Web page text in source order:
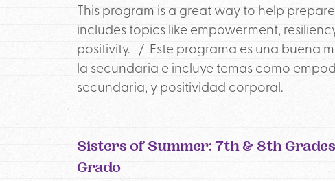
This program is a great way to help
includes topics like empowerment,
positivity. / Este programa es una buena
la secundaria e incluye temas como
secundaria, y positividad corporal.
Sisters of Summer: 7th & 8th
Grado